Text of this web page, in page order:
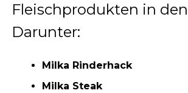
Fleischprodukten in
Darunter:
Milka Rinderhack
Milka Steak